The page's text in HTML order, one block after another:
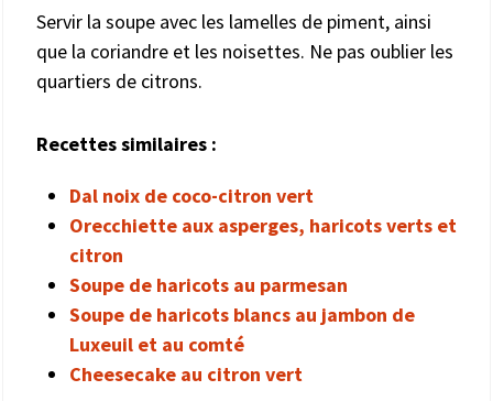
Servir la soupe avec les lamelles de piment, ainsi
que la coriandre et les noisettes. Ne pas oublier les
quartiers de citrons.
Recettes similaires :
Dal noix de coco-citron vert
Orecchiette aux asperges, haricots verts et
citron
Soupe de haricots au parmesan
Soupe de haricots blancs au jambon de
Luxeuil et au comté
Cheesecake au citron vert